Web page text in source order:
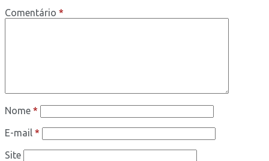
Comentário *
Nome *
E-mail *
Site